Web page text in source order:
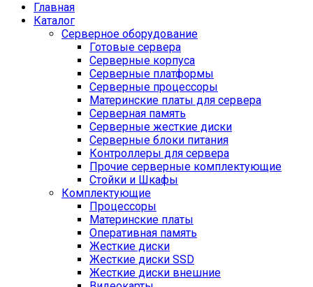
Главная
Каталог
Серверное оборудование
Готовые сервера
Серверные корпуса
Серверные платформы
Серверные процессоры
Материнские платы для сервера
Серверная память
Серверные жесткие диски
Серверные блоки питания
Контроллеры для сервера
Прочие серверные комплектующие
Стойки и Шкафы
Комплектующие
Процессоры
Материнские платы
Оперативная память
Жесткие диски
Жесткие диски SSD
Жесткие диски внешние